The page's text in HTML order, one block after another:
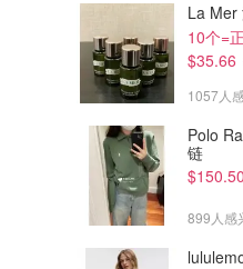
Benefit Cosmetics Play Daze
Willa 液体腮红
La Mer
$35.66
1057人
Polo Ralph
链
$150.50
899人感